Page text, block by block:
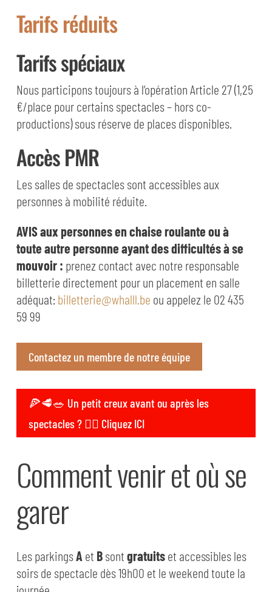
Tarifs réduits
Tarifs spéciaux
Nous participons toujours à l’opération Article 27 (1,25
€/place pour certains spectacles – hors co-
productions) sous réserve de places disponibles.
Accès PMR
Les salles de spectacles sont accessibles aux
personnes à mobilité réduite.
AVIS aux personnes en chaise roulante ou à
toute autre personne ayant des difficultés à se
mouvoir : prenez contact avec notre responsable
billetterie directement pour un placement en salle
adéquat: billetterie@whalll.be ou appelez le 02 435
59 99
Contactez un membre de notre équipe
🍕🥩🥗 Un petit creux avant ou après les
spectacles ? 👉🏼 Cliquez ICI
Comment venir et où se
garer
Les parkingsA et Bsontgratuitset accessibles les
soirs de spectacle dès 19h00 et le weekend toute la